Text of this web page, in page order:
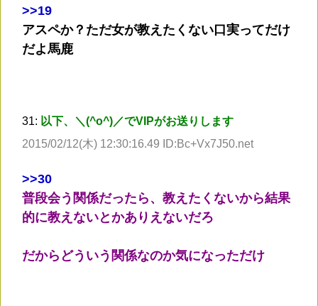
>>19
アスペか？ただ女が教えたくない口実ってだけ
だよ馬鹿
31: 以下、＼(^o^)／でVIPがお送りします
2015/02/12(木) 12:30:16.49 ID:Bc+Vx7J50.net
>>30
普段会う関係だったら、教えたくないから結果
的に教えないとかありえないだろ
だからどういう関係なのか気になっただけ